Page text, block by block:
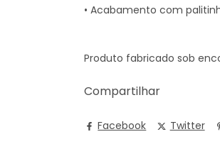
• Acabamento com
Produto fabricado sob
Compartilhar
Facebook Twitter